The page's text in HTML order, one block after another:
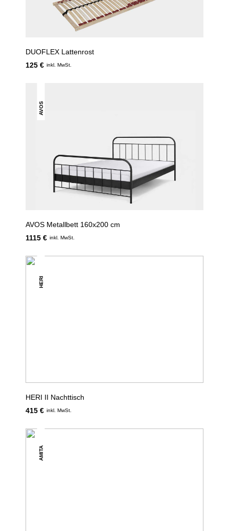
DUOFLEX Lattenrost
125 € inkl. MwSt.
AVOS
AVOS Metallbett 160x200 cm
1115 € inkl. MwSt.
HERI
HERI II Nachttisch
415 € inkl. MwSt.
AMITA